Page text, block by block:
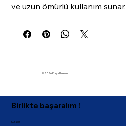
ve uzun ömürlü kullanım sunar.
© 2026 KuryeHemen
Birlikte başaralım !
Kurallar |